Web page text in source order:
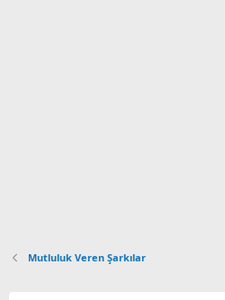
Mutluluk Veren Şarkılar